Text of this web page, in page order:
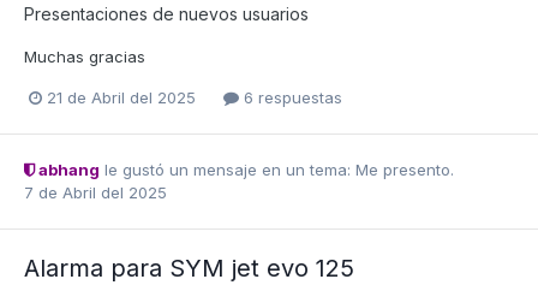
Presentaciones de nuevos usuarios
Muchas gracias
21 de Abril del 2025 6 respuestas
abhang le gustó un mensaje en un tema: Me presento.
7 de Abril del 2025
Alarma para SYM jet evo 125